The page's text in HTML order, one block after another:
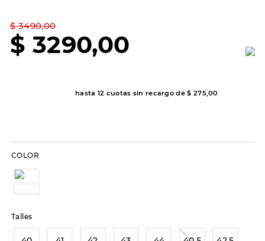
$ 3490,00
$ 3290,00
hasta 12 cuotas sin recargo de$ 275,00
COLOR
Talles